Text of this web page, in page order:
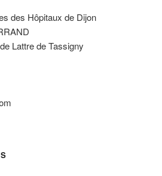
des Hôpitaux de Dijon
Lattre de Tassigny